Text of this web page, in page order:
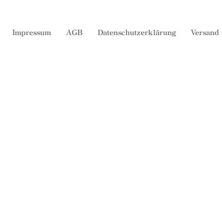
Impressum AGB Datenschutzerklärung Versand